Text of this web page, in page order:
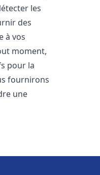
les
des
à vos
moment,
pour la
fournirons
une